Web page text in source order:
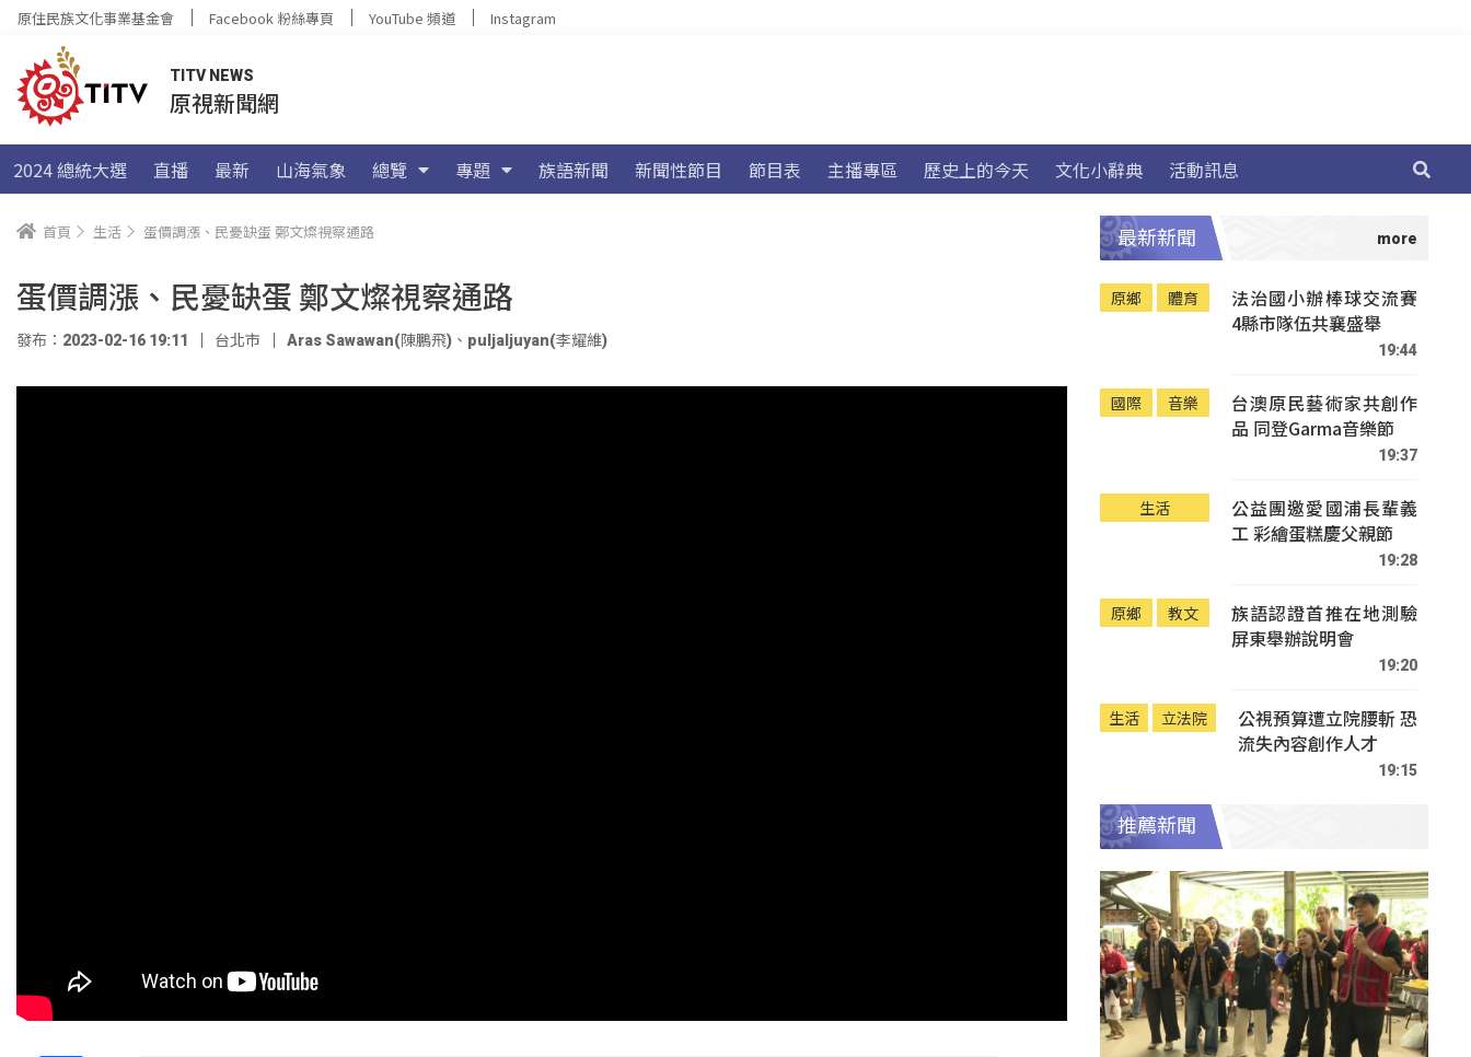
原住民族文化事業基金會 Facebook 粉絲專頁 YouTube 頻道 Instagram
TITV NEWS
原視新聞網
2024 總統大選 直播 最新 山海氣象 總覽 專題 族語新聞 新聞性節目 節目表 主播專區 歷史上的今天 文化小辭典 活動訊息
首頁 生活 蛋價調漲、民憂缺蛋 鄭文燦視察通路
蛋價調漲、民憂缺蛋 鄭文燦視察通路
發布：2023-02-16 19:11 台北市 Aras Sawawan(陳鵬飛) 、 puljaljuyan(李耀維)
最新新聞
原鄉 體育
法治國小辦棒球交流賽
4縣市隊伍共襄盛舉
19:44
國際 音樂
台澳原民藝術家共創作
品 同登Garma音樂節
19:37
生活
公益團邀愛國浦長輩義
工 彩繪蛋糕慶父親節
19:28
原鄉 教文
族語認證首推在地測驗
屏東舉辦說明會
19:20
生活 立法院
公視預算遭立院腰斬 恐
流失內容創作人才
19:15
推薦新聞